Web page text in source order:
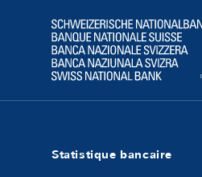
Logo
Statistique bancaire